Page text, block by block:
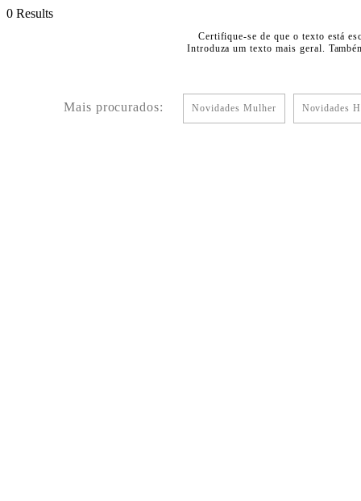
0 Results
Certifique-se de que o texto está
Introduza um texto mais geral.
Mais procurados: Novidades Mulher Novidades